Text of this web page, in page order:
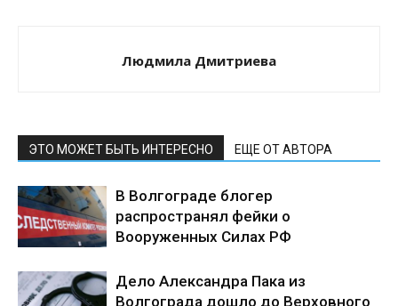
Людмила Дмитриева
ЭТО МОЖЕТ БЫТЬ ИНТЕРЕСНО ЕЩЕ ОТ АВТОРА
В Волгограде блогер
распространял фейки о
Вооруженных Силах РФ
Дело Александра Пака из
Волгограда дошло до Верховного